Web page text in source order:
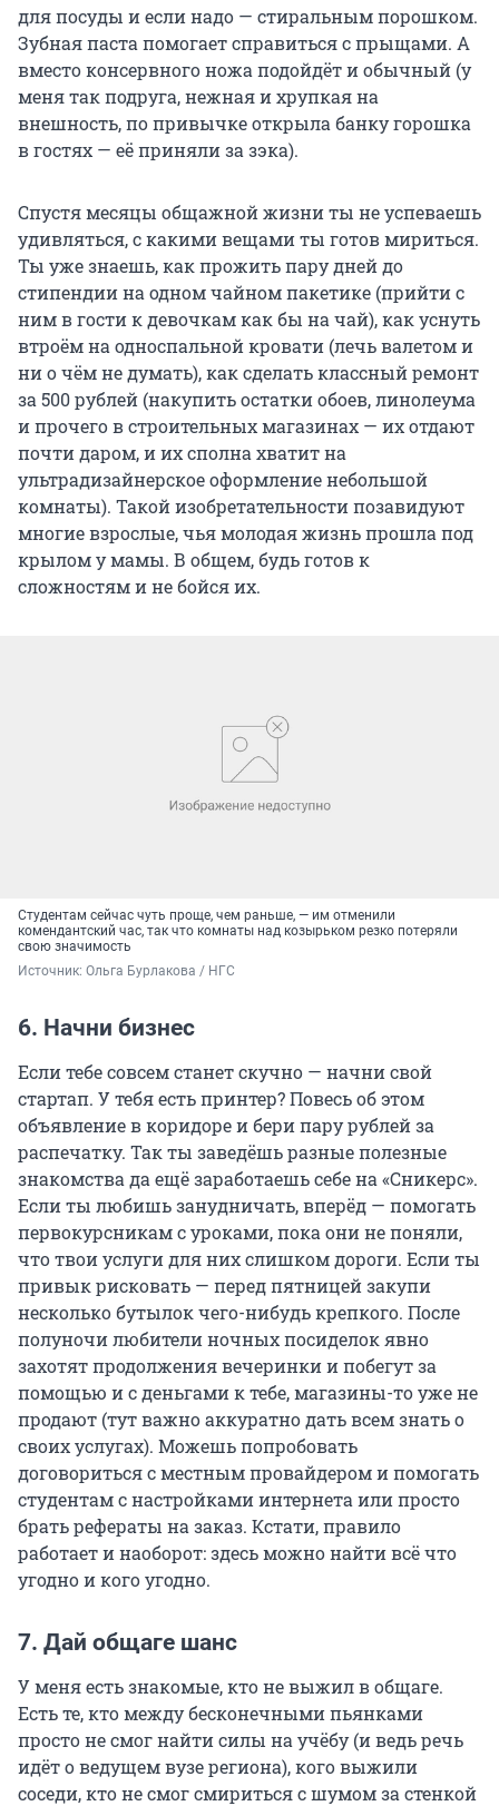
для посуды и если надо — стиральным порошком.
Зубная паста помогает справиться с прыщами. А
вместо консервного ножа подойдёт и обычный (у
меня так подруга, нежная и хрупкая на
внешность, по привычке открыла банку горошка
в гостях — её приняли за зэка).
Спустя месяцы общажной жизни ты не успеваешь
удивляться, с какими вещами ты готов мириться.
Ты уже знаешь, как прожить пару дней до
стипендии на одном чайном пакетике (прийти с
ним в гости к девочкам как бы на чай), как уснуть
втроём на односпальной кровати (лечь валетом и
ни о чём не думать), как сделать классный ремонт
за 500 рублей (накупить остатки обоев, линолеума
и прочего в строительных магазинах — их отдают
почти даром, и их сполна хватит на
ультрадизайнерское оформление небольшой
комнаты). Такой изобретательности позавидуют
многие взрослые, чья молодая жизнь прошла под
крылом у мамы. В общем, будь готов к
сложностям и не бойся их.
Студентам сейчас чуть проще, чем раньше, — им отменили
комендантский час, так что комнаты над козырьком резко потеряли
свою значимость
Источник: Ольга Бурлакова / НГС
6. Начни бизнес
Если тебе совсем станет скучно — начни свой
стартап. У тебя есть принтер? Повесь об этом
объявление в коридоре и бери пару рублей за
распечатку. Так ты заведёшь разные полезные
знакомства да ещё заработаешь себе на «Сникерс».
Если ты любишь занудничать, вперёд — помогать
первокурсникам с уроками, пока они не поняли,
что твои услуги для них слишком дороги. Если ты
привык рисковать — перед пятницей закупи
несколько бутылок чего-нибудь крепкого. После
полуночи любители ночных посиделок явно
захотят продолжения вечеринки и побегут за
помощью и с деньгами к тебе, магазины-то уже не
продают (тут важно аккуратно дать всем знать о
своих услугах). Можешь попробовать
договориться с местным провайдером и помогать
студентам с настройками интернета или просто
брать рефераты на заказ. Кстати, правило
работает и наоборот: здесь можно найти всё что
угодно и кого угодно.
7. Дай общаге шанс
У меня есть знакомые, кто не выжил в общаге.
Есть те, кто между бесконечными пьянками
просто не смог найти силы на учёбу (и ведь речь
идёт о ведущем вузе региона), кого выжили
соседи, кто не смог смириться с шумом за стенкой